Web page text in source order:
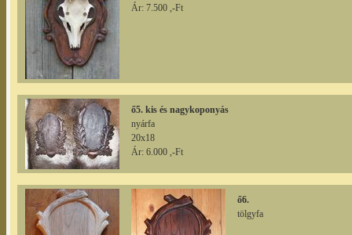
Ár: 7.500 ,-Ft
ő5. kis és nagykoponyás
nyárfa
20x18
Ár: 6.000 ,-Ft
ő6.
tölgyfa